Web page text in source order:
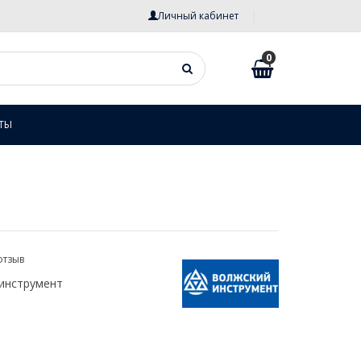
Личный кабинет
0